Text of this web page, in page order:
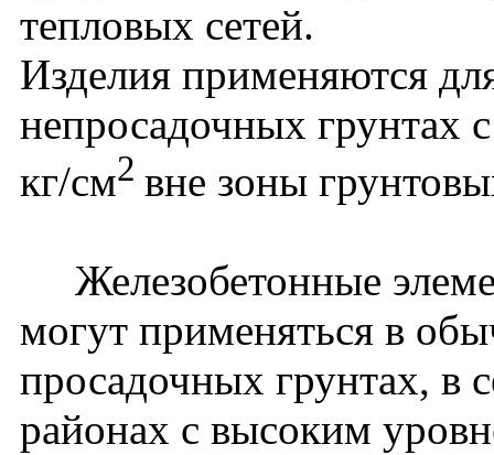
тепловых сетей.
Изделия применяются
непросадочных грунтах
кг/см2 вне зоны
Железобетонные
могут применяться в
просадочных грунтах, в
районах с высоким